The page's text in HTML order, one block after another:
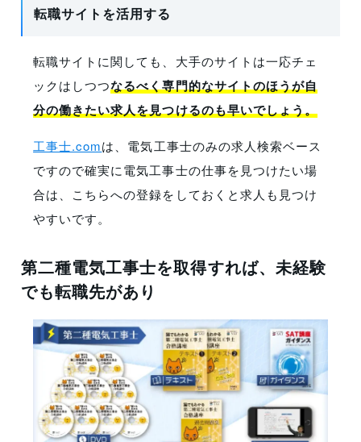
転職サイトを活用する
転職サイトに関しても、大手のサイトは一応チェ
ックはしつつなるべく専門的なサイトのほうが自
分の働きたい求人を見つけるのも早いでしょう。
工事士.comは、電気工事士のみの求人検索ベース
ですので確実に電気工事士の仕事を見つけたい場
合は、こちらへの登録をしておくと求人も見つけ
やすいです。
第二種電気工事士を取得すれば、未経験
でも転職先があり